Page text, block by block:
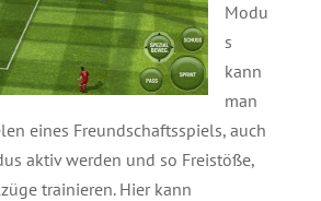
Modu
s
kann
man
eines Freundschaftsspiels, auch
aktiv werden und so Freistöße,
trainieren. Hier kann